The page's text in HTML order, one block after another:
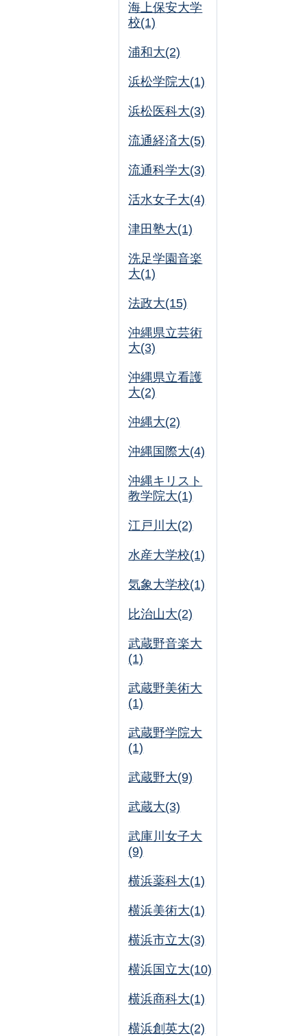
海上保安大学
校(1)
浦和大(2)
浜松学院大(1)
浜松医科大(3)
流通経済大(5)
流通科学大(3)
活水女子大(4)
津田塾大(1)
洗足学園音楽
大(1)
法政大(15)
沖縄県立芸術
大(3)
沖縄県立看護
大(2)
沖縄大(2)
沖縄国際大(4)
沖縄キリスト
教学院大(1)
江戸川大(2)
水産大学校(1)
気象大学校(1)
比治山大(2)
武蔵野音楽大
(1)
武蔵野美術大
(1)
武蔵野学院大
(1)
武蔵野大(9)
武蔵大(3)
武庫川女子大
(9)
横浜薬科大(1)
横浜美術大(1)
横浜市立大(3)
横浜国立大(10)
横浜商科大(1)
横浜創英大(2)